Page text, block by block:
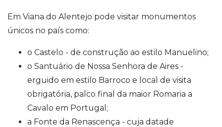
Em Viana do Alentejo pode visitar monumentos
únicos no país como:
o Castelo - de construção ao estilo Manuelino;
o Santuário de Nossa Senhora de Aires -
erguido em estilo Barroco e local de visita
obrigatória, palco final da maior Romaria a
Cavalo em Portugal;
a Fonte da Renascença - cuja datade